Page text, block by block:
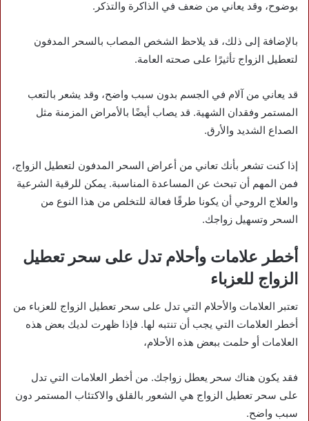
بوضوح، وقد يعاني من ضعف في الذاكرة والتذكر.
بالإضافة إلى ذلك، قد يلاحظ الشخص المصاب بالسحر المدفون
لتعطيل الزواج تأثيرًا على صحته العامة.
قد يعاني من آلام في الجسم بدون سبب واضح، وقد يشعر بالتعب
المستمر وفقدان الشهية. قد يصاب أيضًا بالأمراض المزمنة مثل
الصداع الشديد والأرق.
إذا كنت تشعر بأنك تعاني من أعراض السحر المدفون لتعطيل الزواج،
فمن المهم أن تبحث عن المساعدة المناسبة. يمكن للرقية الشرعية
والعلاج الروحي أن يكونا طرقًا فعالة للتخلص من هذا النوع من
السحر وتسهيل زواجك.
أخطر علامات وأحلام تدل على سحر تعطيل
الزواج للعزباء
تعتبر العلامات والأحلام التي تدل على سحر تعطيل الزواج للعزباء من
أخطر العلامات التي يجب أن تنتبه لها. فإذا ظهرت لديك بعض هذه
العلامات أو حلمت ببعض هذه الأحلام،
فقد يكون هناك سحر يعطل زواجك. من أخطر العلامات التي تدل
على سحر تعطيل الزواج هي الشعور بالقلق والاكتئاب المستمر دون
سبب واضح.